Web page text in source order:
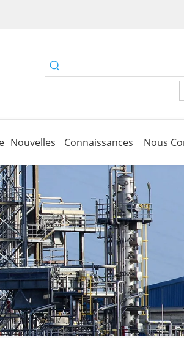
Nouvelles Connaissances Nous